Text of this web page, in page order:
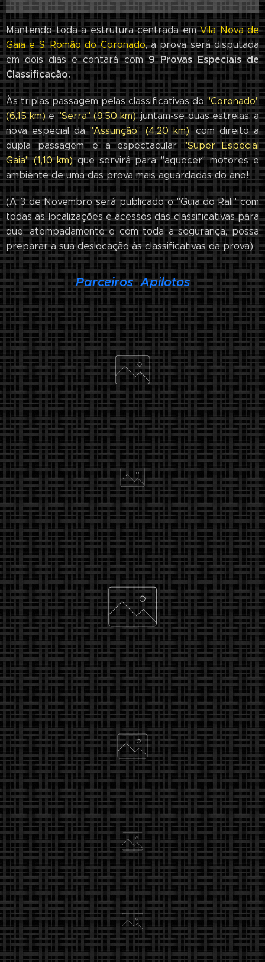
Mantendo toda a estrutura centrada emVila Nova de
Gaia e S. Romão do Coronado, a prova será disputada
em dois dias e contará com9 Provas Especiais de
Classificação.
Às triplas passagem pelas classificativas do "Coronado"
(6,15 km)e"Serra" (9,50 km), juntam-se duas estreias: a
nova especial da"Assunção" (4,20 km), com direito a
dupla passagem, e a espectacular "Super Especial
Gaia" (1,10 km)que servirá para "aquecer" motores e
ambiente de uma das prova mais aguardadas do ano!
(A 3 de Novembro será publicado o "Guia do Rali" com
todas as localizações e acessos das classificativas para
que, atempadamente e com toda a segurança, possa
preparar a sua deslocação às classificativas da prova)
Parceiros Apilotos